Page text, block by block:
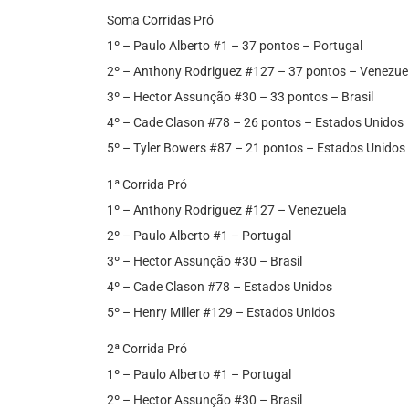
Soma Corridas Pró
1º – Paulo Alberto #1 – 37 pontos – Portugal
2º – Anthony Rodriguez #127 – 37 pontos –
3º – Hector Assunção #30 – 33 pontos – Brasil
4º – Cade Clason #78 – 26 pontos – Estados Unidos
5º – Tyler Bowers #87 – 21 pontos – Estados Unidos
1ª Corrida Pró
1º – Anthony Rodriguez #127 – Venezuela
2º – Paulo Alberto #1 – Portugal
3º – Hector Assunção #30 – Brasil
4º – Cade Clason #78 – Estados Unidos
5º – Henry Miller #129 – Estados Unidos
2ª Corrida Pró
1º – Paulo Alberto #1 – Portugal
2º – Hector Assunção #30 – Brasil